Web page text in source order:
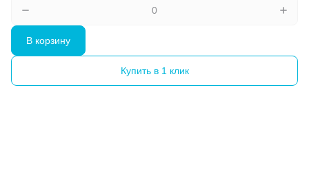
В корзину
Купить в 1 клик